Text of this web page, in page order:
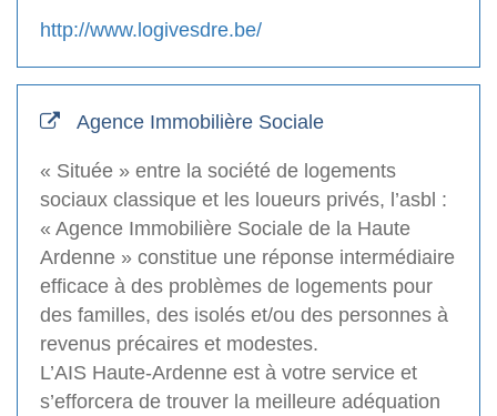
http://www.logivesdre.be/
Agence Immobilière Sociale
« Située » entre la société de logements
sociaux classique et les loueurs privés, l’asbl :
« Agence Immobilière Sociale de la Haute
Ardenne » constitue une réponse intermédiaire
efficace à des problèmes de logements pour
des familles, des isolés et/ou des personnes à
revenus précaires et modestes.
L’AIS Haute-Ardenne est à votre service et
s’efforcera de trouver la meilleure adéquation